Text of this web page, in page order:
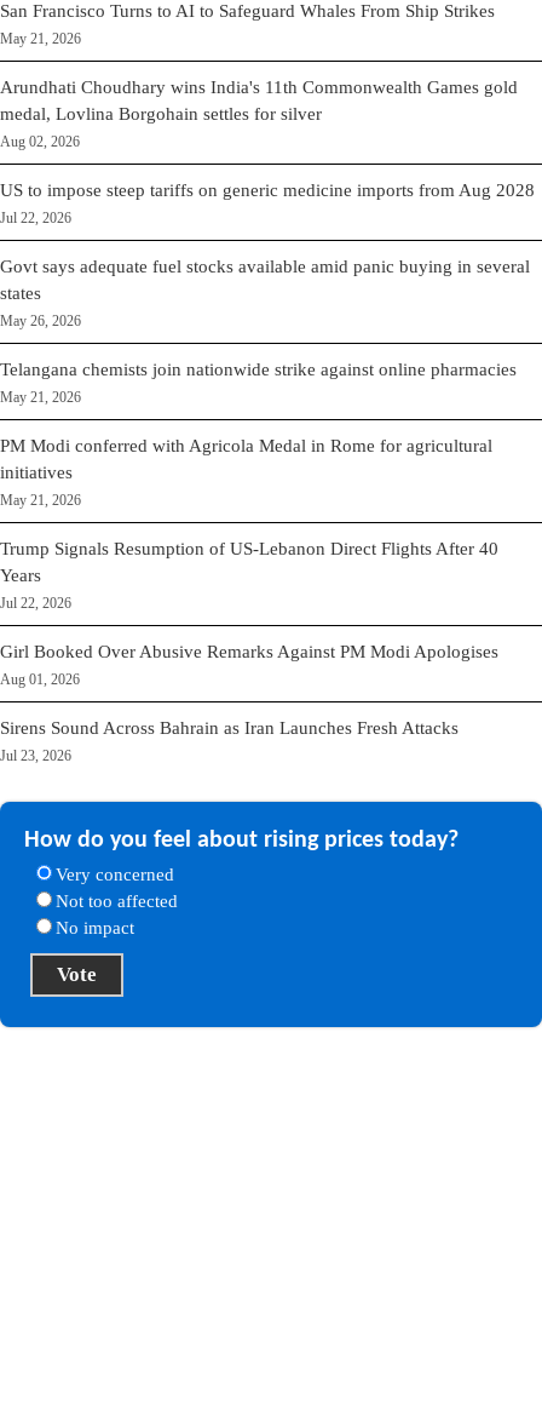
San Francisco Turns to AI to Safeguard Whales From Ship Strikes
May 21, 2026
Arundhati Choudhary wins India's 11th Commonwealth Games gold
medal, Lovlina Borgohain settles for silver
Aug 02, 2026
US to impose steep tariffs on generic medicine imports from Aug 2028
Jul 22, 2026
Govt says adequate fuel stocks available amid panic buying in several
states
May 26, 2026
Telangana chemists join nationwide strike against online pharmacies
May 21, 2026
PM Modi conferred with Agricola Medal in Rome for agricultural
initiatives
May 21, 2026
Trump Signals Resumption of US-Lebanon Direct Flights After 40
Years
Jul 22, 2026
Girl Booked Over Abusive Remarks Against PM Modi Apologises
Aug 01, 2026
Sirens Sound Across Bahrain as Iran Launches Fresh Attacks
Jul 23, 2026
How do you feel about rising prices today?
Very concerned
Not too affected
No impact